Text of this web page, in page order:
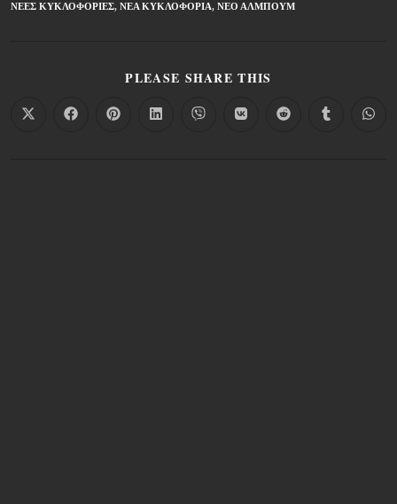
ΝΈΕΣ ΚΥΚΛΟΦΟΡΊΕΣ, ΝΈΑ ΚΥΚΛΟΦΟΡΊΑ, ΝΈΟ ΆΛΜΠΟΥΜ
PLEASE SHARE THIS